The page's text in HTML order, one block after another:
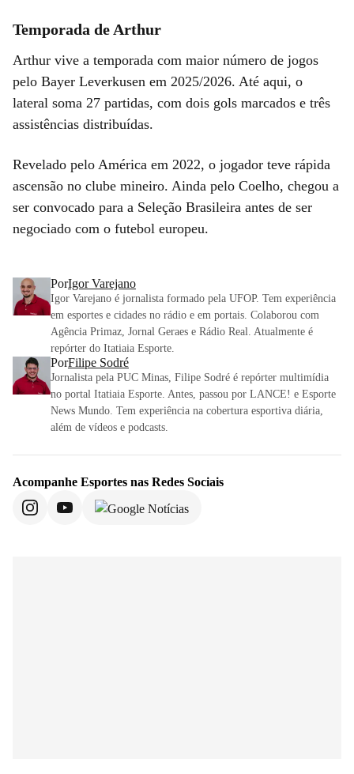
Temporada de Arthur
Arthur vive a temporada com maior número de jogos
pelo Bayer Leverkusen em 2025/2026. Até aqui, o
lateral soma 27 partidas, com dois gols marcados e três
assistências distribuídas.
Revelado pelo América em 2022, o jogador teve rápida
ascensão no clube mineiro. Ainda pelo Coelho, chegou a
ser convocado para a Seleção Brasileira antes de ser
negociado com o futebol europeu.
PorIgor Varejano
Igor Varejano é jornalista formado pela UFOP. Tem experiência
em esportes e cidades no rádio e em portais. Colaborou com
Agência Primaz, Jornal Geraes e Rádio Real. Atualmente é
repórter do Itatiaia Esporte.
PorFilipe Sodré
Jornalista pela PUC Minas, Filipe Sodré é repórter multimídia
no portal Itatiaia Esporte. Antes, passou por LANCE! e Esporte
News Mundo. Tem experiência na cobertura esportiva diária,
além de vídeos e podcasts.
Acompanhe Esportes nas Redes Sociais